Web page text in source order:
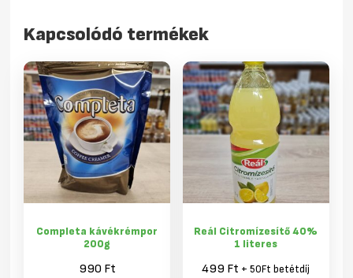
mennyiség
Kapcsolódó termékek
Completa kávékrémpor
200g
990 Ft
Reál Citromízesítő 40%
1 literes
499 Ft + 50Ft betétdíj